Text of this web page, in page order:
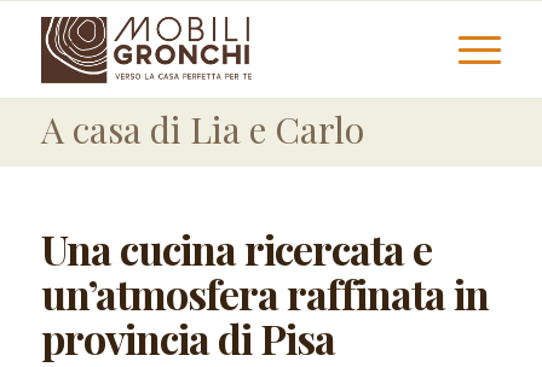
A casa di Lia e Carlo
Una cucina ricercata e
un’atmosfera raffinata in
provincia di Pisa